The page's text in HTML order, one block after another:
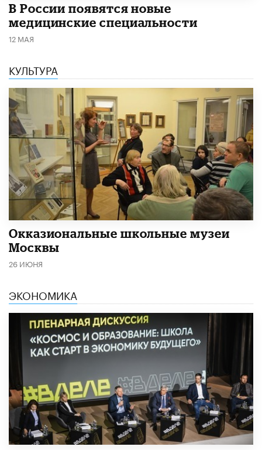
В России появятся новые
медицинские специальности
12 МАЯ
КУЛЬТУРА
​Окказиональные школьные музеи
Москвы
26 ИЮНЯ
ЭКОНОМИКА